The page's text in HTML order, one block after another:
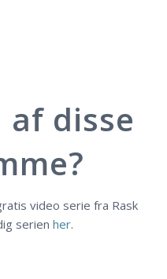
af disse
video serie fra Rask
serienher.